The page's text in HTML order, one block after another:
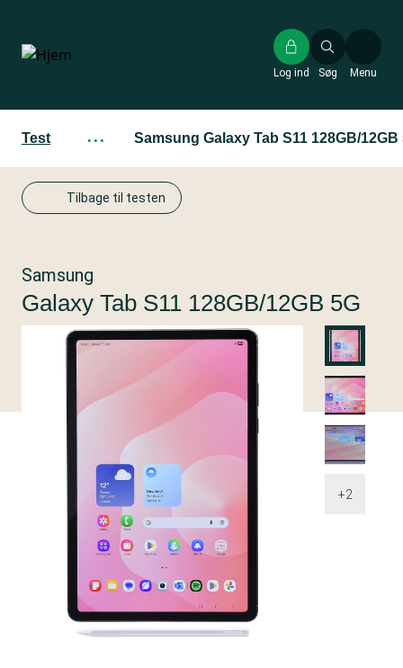
hovedindhold
Søg
Log ind Menu
Test ··· Samsung Galaxy Tab S11 128GB/12GB
Tilbage til testen
+2
Samsung
Galaxy Tab S11 128GB/12GB 5G